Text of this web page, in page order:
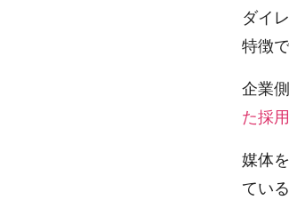
ダイ
特徴で
企業
た採
媒体
てい